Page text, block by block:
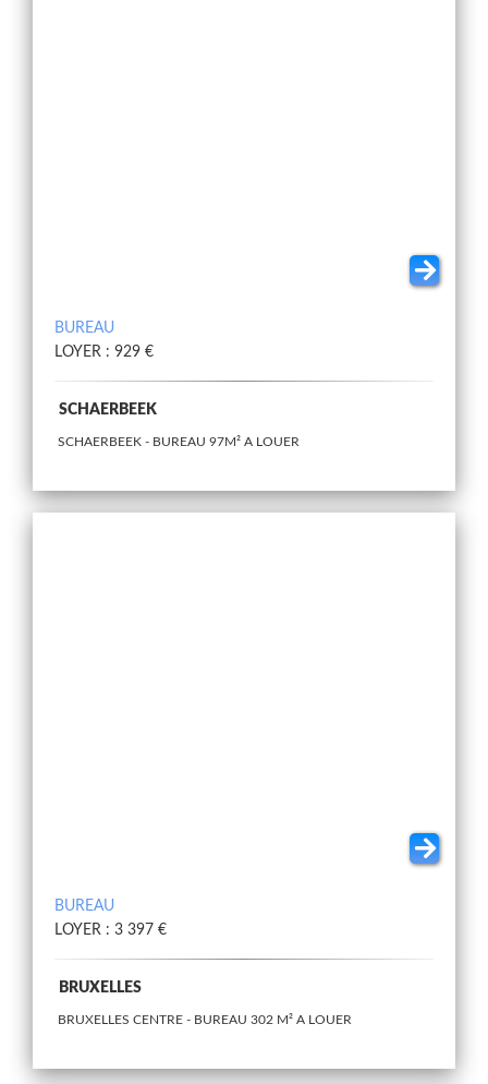
BUREAU
LOYER : 929 €
SCHAERBEEK
SCHAERBEEK - BUREAU 97M² A LOUER
BUREAU
LOYER : 3 397 €
BRUXELLES
BRUXELLES CENTRE - BUREAU 302 M² A LOUER